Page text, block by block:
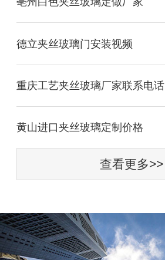
德立夹丝玻璃门安装视频
重庆工艺夹丝玻璃厂家联系电话
黄山进口夹丝玻璃定制价格
查看更多>>